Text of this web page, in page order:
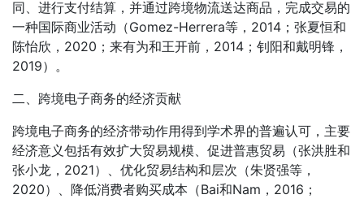
同、进行支付结算，并通过跨境物流送达商品，完成交易的
一种国际商业活动（Gomez-Herrera等，2014；张夏恒和
陈怡欣，2020；来有为和王开前，2014；钊阳和戴明锋，
2019）。
二、跨境电子商务的经济贡献
跨境电子商务的经济带动作用得到学术界的普遍认可，主要
经济意义包括有效扩大贸易规模、促进普惠贸易（张洪胜和
张小龙，2021）、优化贸易结构和层次（朱贤强等，
2020）、降低消费者购买成本（Bai和Nam，2016；